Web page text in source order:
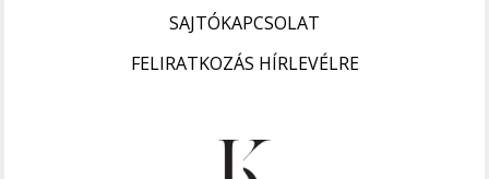
SAJTÓKAPCSOLAT
FELIRATKOZÁS HÍRLEVÉLRE